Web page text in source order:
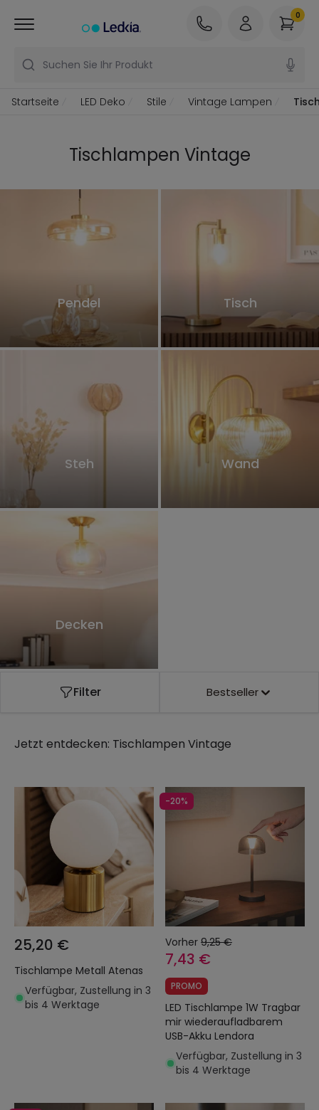
Suchen Sie Ihr Produkt
0
Startseite LED Deko Stile Vintage Lampen
Tischlampen Vintage
Pendel Tisch
Steh Wand
Decken
Filter Bestseller
Jetzt entdecken: Tischlampen Vintage
25,20 €
Tischlampe Metall Atenas
Verfügbar, Zustellung in 3
bis 4 Werktage
-20%
Vorher 9,25 €
7,43 €
PROMO
LED Tischlampe 1W Tragbar
mir wiederaufladbarem
USB-Akku Lendora
Verfügbar, Zustellung in 3
bis 4 Werktage